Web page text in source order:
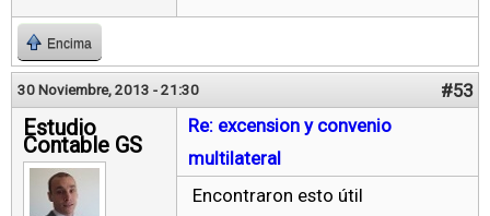
Encima
30 Noviembre, 2013 - 21:30 #53
Estudio
Contable GS
Re: excension y convenio
multilateral
Encontraron esto útil